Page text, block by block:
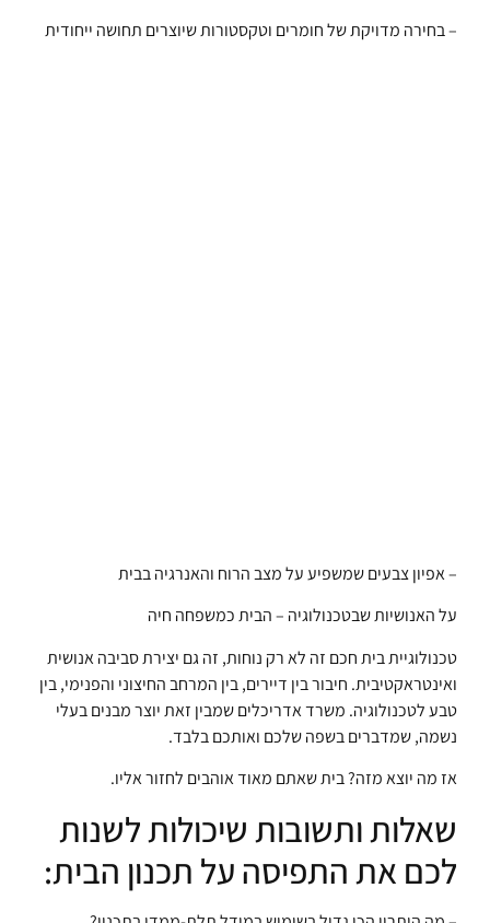
– בחירה מדויקת של חומרים וטקסטורות שיוצרים תחושה ייחודית
– אפיון צבעים שמשפיע על מצב הרוח והאנרגיה בבית
על האנושיות שבטכנולוגיה – הבית כמשפחה חיה
טכנולוגיית בית חכם זה לא רק נוחות, זה גם יצירת סביבה אנושית
ואינטראקטיבית. חיבור בין דיירים, בין המרחב החיצוני והפנימי, בין
טבע לטכנולוגיה. משרד אדריכלים שמבין זאת יוצר מבנים בעלי
נשמה, שמדברים בשפה שלכם ואותכם בלבד.
אז מה יוצא מזה? בית שאתם מאוד אוהבים לחזור אליו.
שאלות ותשובות שיכולות לשנות
לכם את התפיסה על תכנון הבית: